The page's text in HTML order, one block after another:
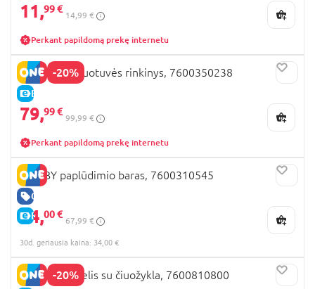
11,99 €
14,99 €
Perkant papildomą prekę internetu
-20%
E-KAINA
SMOBY parduotuvės rinkinys, 7600350238
79,99 €
99,99 €
Perkant papildomą prekę internetu
GERA KAINA
E-KAINA
SMOBY paplūdimio baras, 7600310545
34,00 €
67,99 €
30d. geriausia kaina: 34,00 €
-20%
SMOBY namelis su čiuožykla, 7600810800